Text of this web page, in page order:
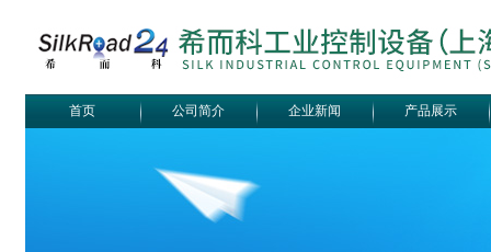
首页 公司简介 企业新闻 产品展示